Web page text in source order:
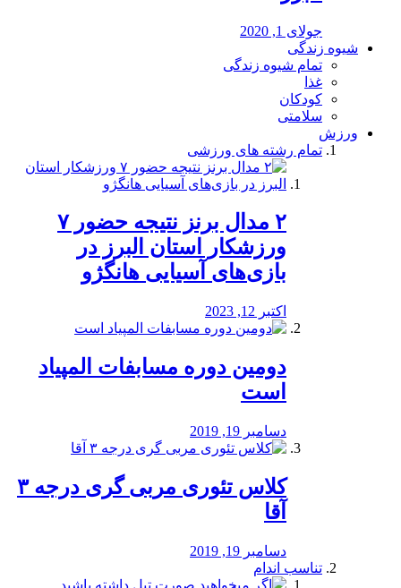
جولای 1, 2020
شیوه زندگی
تمام شیوه زندگی
غذا
کودکان
سلامتی
ورزش
تمام رشته های ورزشی
۲ مدال برنز نتیجه حضور ۷
ورزشکار استان البرز در
بازی‌های آسیایی هانگژو
اکتبر 12, 2023
دومین دوره مسابفات المپیاد
است
دسامبر 19, 2019
کلاس تئوری مربی گری درجه ۳
آقا
دسامبر 19, 2019
تناسب اندام